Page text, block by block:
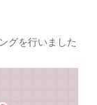
グを行いました